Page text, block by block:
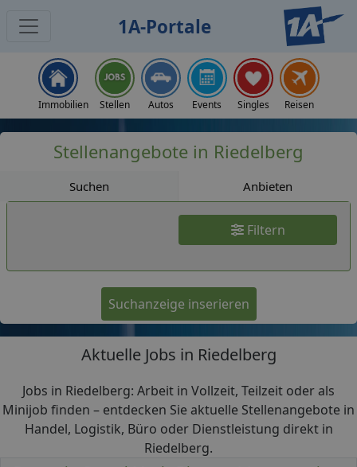
1A-Portale
Immobilien Stellen Autos Events Singles Reisen
Stellenangebote in Riedelberg
Suchen Anbieten
Filtern
Suchanzeige inserieren
Aktuelle Jobs in Riedelberg
Jobs in Riedelberg: Arbeit in Vollzeit, Teilzeit oder als
Minijob finden – entdecken Sie aktuelle Stellenangebote in
Handel, Logistik, Büro oder Dienstleistung direkt in
Riedelberg.